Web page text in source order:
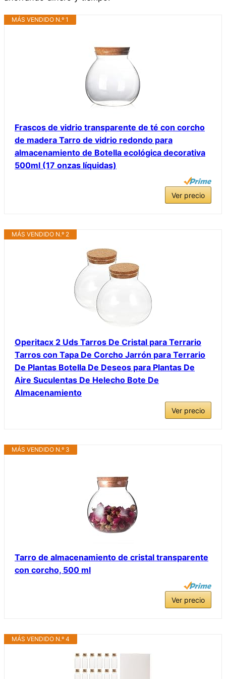
MÁS VENDIDO N.º 1
Frascos de vidrio transparente de té con corcho
de madera Tarro de vidrio redondo para
almacenamiento de Botella ecológica decorativa
500ml (17 onzas líquidas)
Ver precio
MÁS VENDIDO N.º 2
Operitacx 2 Uds Tarros De Cristal para Terrario
Tarros con Tapa De Corcho Jarrón para Terrario
De Plantas Botella De Deseos para Plantas De
Aire Suculentas De Helecho Bote De
Almacenamiento
Ver precio
MÁS VENDIDO N.º 3
Tarro de almacenamiento de cristal transparente
con corcho, 500 ml
Ver precio
MÁS VENDIDO N.º 4